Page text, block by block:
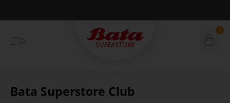
Betaal achteraf met Klarna 0
Bata Superstore Club